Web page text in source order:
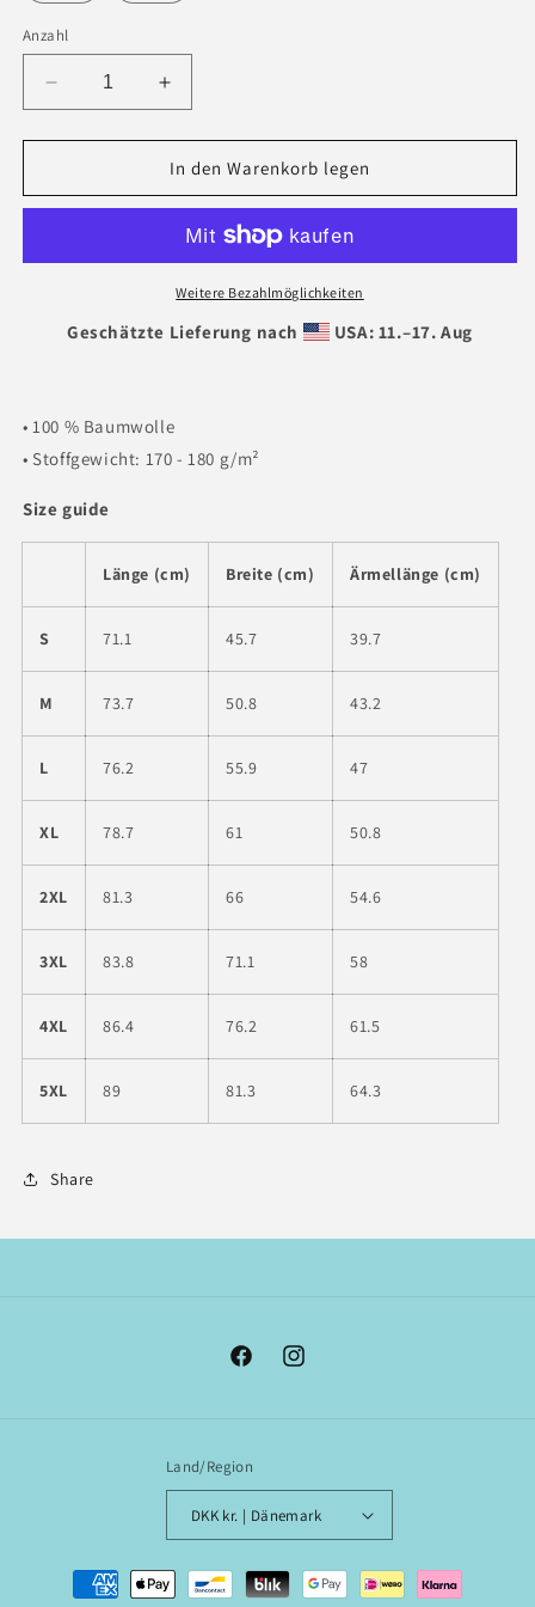
Anzahl
Verringere
die
Menge
Herren-
Erhöhe
die
Menge
für
Herren-
Shirt
In den Warenkorb legen
Weitere Bezahlmöglichkeiten
Geschätzte Lieferung nach USA: 11.⁠–17. Aug
• 100 % Baumwolle
• Stoffgewicht: 170 - 180 g/m²
Size guide
Länge (cm) Breite (cm) Ärmellänge (cm)
S 71.1 45.7 39.7
M 73.7 50.8 43.2
L 76.2 55.9 47
XL 78.7 61 50.8
2XL 81.3 66 54.6
3XL 83.8 71.1 58
4XL 86.4 76.2 61.5
5XL 89 81.3 64.3
Share
FacebookInstagram
Land/Region
DKK kr. | Dänemark
Zahlungsmethoden